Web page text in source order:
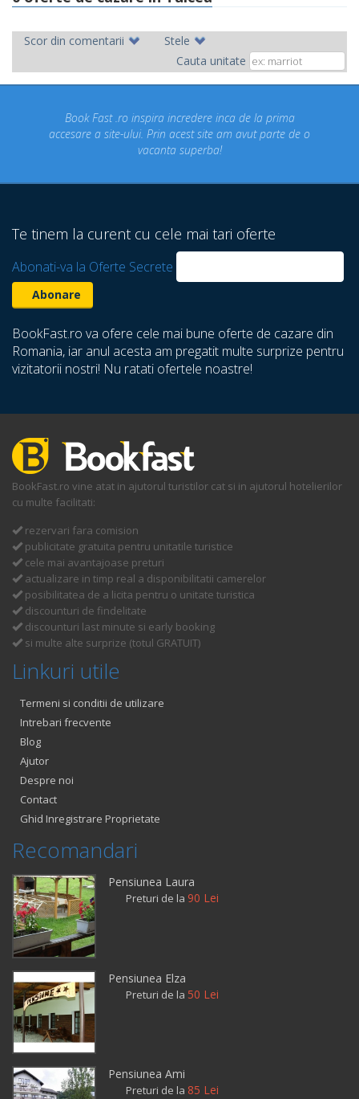
Scor din comentarii
Stele
Cauta unitate
.ro inspira incredere inca de la prima
a site-ului. Prin acest site am avut parte de o
Concediul
un
Te tinem la curent cu cele mai tari oferte
Abonati-va la Oferte Secrete
BookFast.ro va ofere cele mai bune oferte de cazare din
Romania, iar anul acesta am pregatit multe surprize pentru
vizitatorii nostri! Nu ratati ofertele noastre!
BookFast.ro vine atat in ajutorul turistilor cat si in ajutorul hotelierilor
cu multe facilitati:
rezervari fara comision
publicitate gratuita pentru unitatile turistice
cele mai avantajoase preturi
actualizare in timp real a disponibilitatii camerelor
posibilitatea de a licita pentru o unitate turistica
discounturi de findelitate
discounturi last minute si early booking
si multe alte surprize (totul GRATUIT)
Linkuri utile
Termeni si conditii de utilizare
Intrebari frecvente
Blog
Ajutor
Despre noi
Contact
Ghid Inregistrare Proprietate
Recomandari
Pensiunea Laura
Preturi de la 90 Lei
Pensiunea Elza
Preturi de la 50 Lei
Pensiunea Ami
Preturi de la 85 Lei